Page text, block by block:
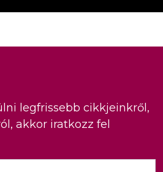
legfrissebb cikkjeinkről,
akkor iratkozz fel